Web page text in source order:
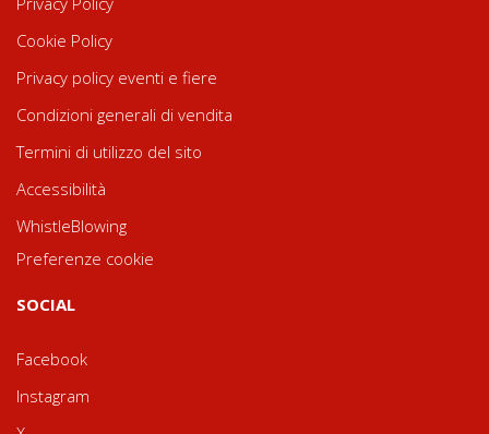
Cookie Policy
Privacy policy eventi e fiere
Condizioni generali di vendita
Termini di utilizzo del sito
Accessibilità
WhistleBlowing
Preferenze cookie
SOCIAL
Facebook
Instagram